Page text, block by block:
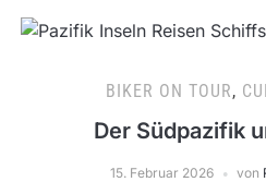
BIKER ON TOUR,
Der Südpazifik
15. Februar 2026 von